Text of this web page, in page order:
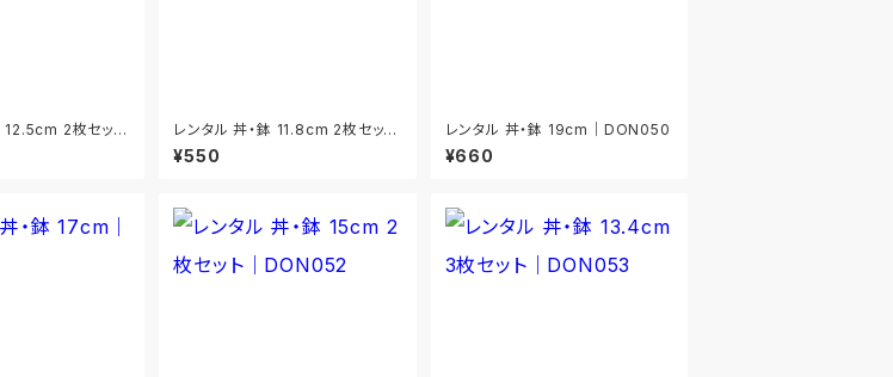
12.5cm 2枚セット
レンタル 丼・鉢 11.8cm 2枚セット
｜DON058
¥550
レンタル 丼・鉢 19cm｜DON050
¥660